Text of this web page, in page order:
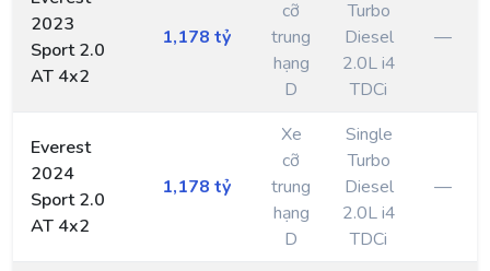
2023
Sport 2.0
AT 4x2
1,178 tỷ
cỡ
trung
hạng
D
Turbo
Diesel
2.0L i4
TDCi
—
Everest
2024
Sport 2.0
AT 4x2
1,178 tỷ
Xe
cỡ
trung
hạng
D
Single
Turbo
Diesel
2.0L i4
TDCi
—